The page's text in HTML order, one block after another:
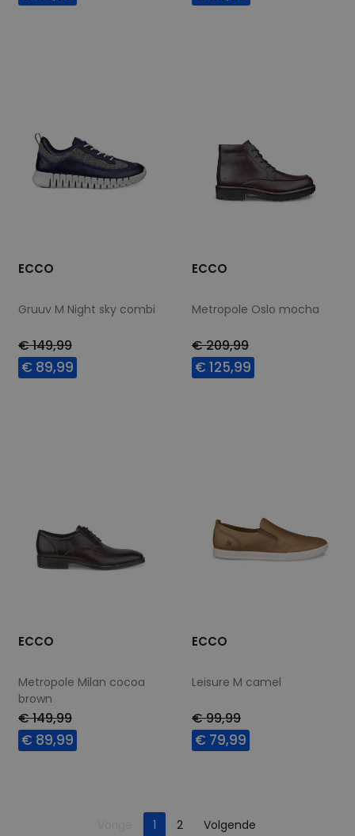
ECCO
Gruuv M Night sky combi
€ 149,99
€ 89,99
ECCO
Metropole Oslo mocha
€ 209,99
€ 125,99
ECCO
Metropole Milan cocoa
brown
€ 149,99
€ 89,99
ECCO
Leisure M camel
€ 99,99
€ 79,99
Je bent op pagina
1 2 VolgendePagina